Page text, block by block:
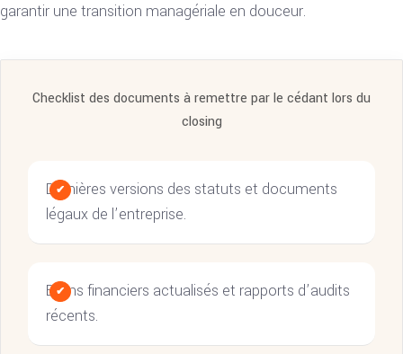
garantir une transition managériale en douceur.
Checklist des documents à remettre par le cédant lors du
closing
Dernières versions des statuts et documents
légaux de l’entreprise.
Bilans financiers actualisés et rapports d’audits
récents.